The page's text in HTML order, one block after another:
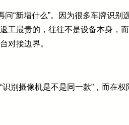
“新增什么”。因为很多车牌识
工最贵的，往往不是设备本身，
对接边界。
别摄像机是不是同一款”，而在权